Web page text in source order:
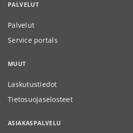
PALVELUT
Palvelut
Service portals
MUUT
Laskutustiedot
Tietosuojaselosteet
ASIAKASPALVELU